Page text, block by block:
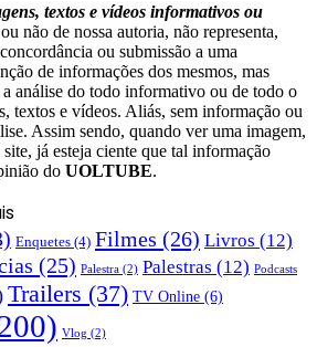
textos e vídeos informativos ou
não de nossa autoria, não representa,
ou submissão a uma
de informações dos mesmos, mas
análise do todo informativo ou de todo o
textos e vídeos. Aliás, sem informação ou
Assim sendo, quando ver uma imagem,
já esteja ciente que tal informação
do UOLTUBE.
Enquetes (4) Filmes (26) Livros (12)
(25) Palestra (2) Palestras (12) Podcasts
Trailers (37) TV Online (6)
Vlog (2)